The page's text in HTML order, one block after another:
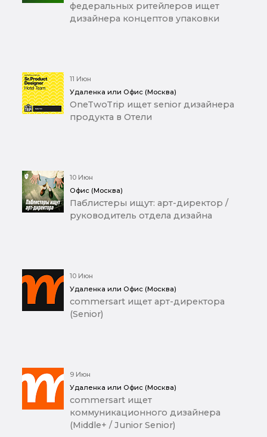
федеральных ритейлеров ищет
дизайнера концептов упаковки
11 Июн
Удаленка или Офис (Москва)
OneTwoTrip ищет senior дизайнера
продукта в Отели
10 Июн
Офис (Москва)
Паблистеры ищут: арт-директор /
руководитель отдела дизайна
10 Июн
Удаленка или Офис (Москва)
commersart ищет арт-директора
(Senior)
9 Июн
Удаленка или Офис (Москва)
commersart ищет
коммуникационного дизайнера
(Middle+ / Junior Senior)